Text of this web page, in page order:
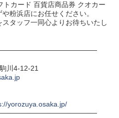
トカード 百貨店商品券 クオカー
粉浜店にお任せください。
タッフ一同心よりお待ちいたし
川4-12-21
yorozuya.osaka.jp/